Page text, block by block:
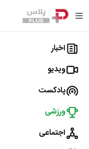
اخبار
ویدیو
پادکست
ورزشی
اجتماعی